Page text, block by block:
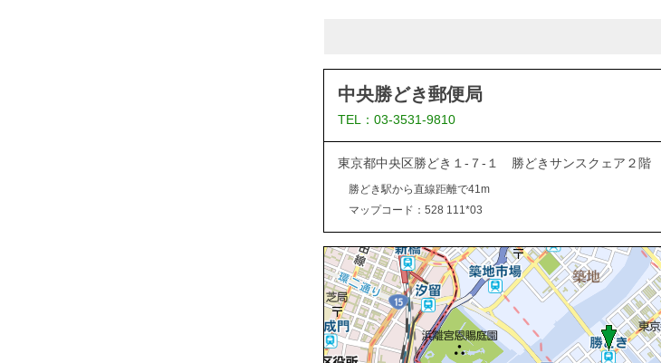
中央勝どき郵便局
TEL：03-3531-9810
東京都中央区勝どき１-７-１ 勝どきサンスクェア２階
勝どき駅から直線距離で41m
マップコード：528 111*03